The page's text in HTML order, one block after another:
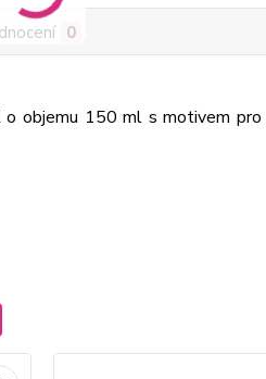
0
objemu 150 ml s motivem